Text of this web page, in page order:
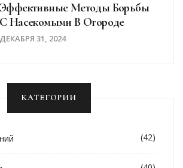
Эффективные Методы Борьбы
С Насекомыми В Огороде
ДЕКАБРЯ 31, 2024
КАТЕГОРИИ
(42)